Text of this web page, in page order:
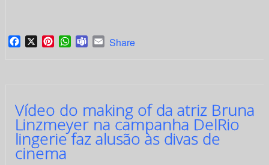
Facebook
X PinterestWhatsApp
TeamsEmail
Share
Vídeo do making of da atriz Bruna
Linzmeyer na campanha DelRio
lingerie faz alusão às divas de
cinema